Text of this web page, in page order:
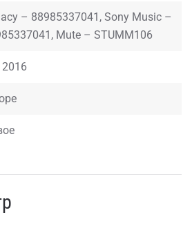
– 88985337041, Sony Music –
Mute – STUMM106
2016